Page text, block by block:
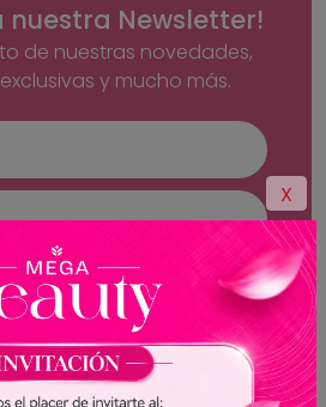
X
nuestra Newsletter!
de nuestras novedades,
y mucho más.